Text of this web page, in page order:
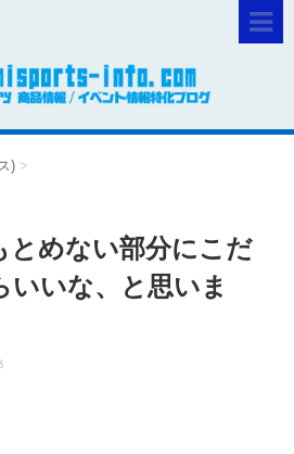
) >
とめない部分にこだ
いいな、と思いま